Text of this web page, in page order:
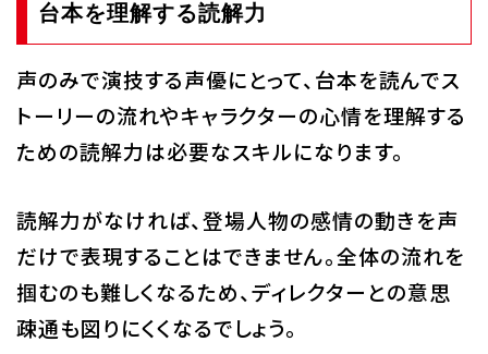
台本を理解する読解力
声のみで演技する声優にとって、台本を読んでス
トーリーの流れやキャラクターの心情を理解する
ための読解力は必要なスキルになります。
読解力がなければ、登場人物の感情の動きを声
だけで表現することはできません。全体の流れを
掴むのも難しくなるため、ディレクターとの意思
疎通も図りにくくなるでしょう。